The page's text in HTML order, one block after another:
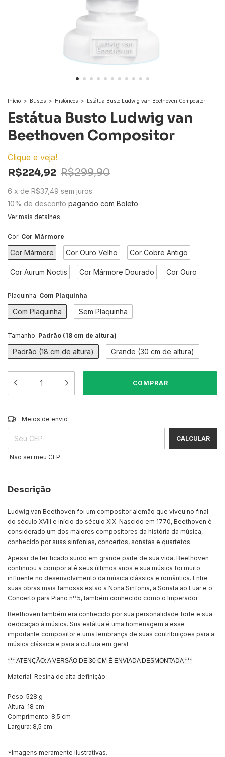
Início > Bustos > Históricos > Estátua Busto Ludwig van Beethoven Compositor
Estátua Busto Ludwig van
Beethoven Compositor
Clique e veja!
R$224,92 R$299,90
6 x de R$37,49 sem juros
10% de desconto pagando com Boleto
Ver mais detalhes
Cor: Cor Mármore
Cor Mármore Cor Ouro Velho Cor Cobre Antigo
Cor Aurum Noctis Cor Mármore Dourado Cor Ouro
Plaquinha: Com Plaquinha
Com Plaquinha Sem Plaquinha
Tamanho: Padrão (18 cm de altura)
Padrão (18 cm de altura) Grande (30 cm de altura)
Entregas para o CEP:
Meios de envio
CALCULAR
Não sei meu CEP
Descrição
Ludwig van Beethoven foi um compositor alemão que viveu no final
do século XVIII e início do século XIX. Nascido em 1770, Beethoven é
considerado um dos maiores compositores da história da música,
conhecido por suas sinfonias, concertos, sonatas e quartetos.
Apesar de ter ficado surdo em grande parte de sua vida, Beethoven
continuou a compor até seus últimos anos e sua música foi muito
influente no desenvolvimento da música clássica e romântica. Entre
suas obras mais famosas estão a Nona Sinfonia, a Sonata ao Luar e o
Concerto para Piano nº 5, também conhecido como o Imperador.
Beethoven também era conhecido por sua personalidade forte e sua
dedicação à música. Sua estátua é uma homenagem a esse
importante compositor e uma lembrança de suas contribuições para a
música clássica e para a cultura em geral.
*** ATENÇÃO: A VERSÃO DE 30 CM É ENVIADA DESMONTADA ***
Material: Resina de alta definição
Peso: 528 g
Altura: 18 cm
Comprimento: 8,5 cm
Largura: 8,5 cm
*Imagens meramente ilustrativas.